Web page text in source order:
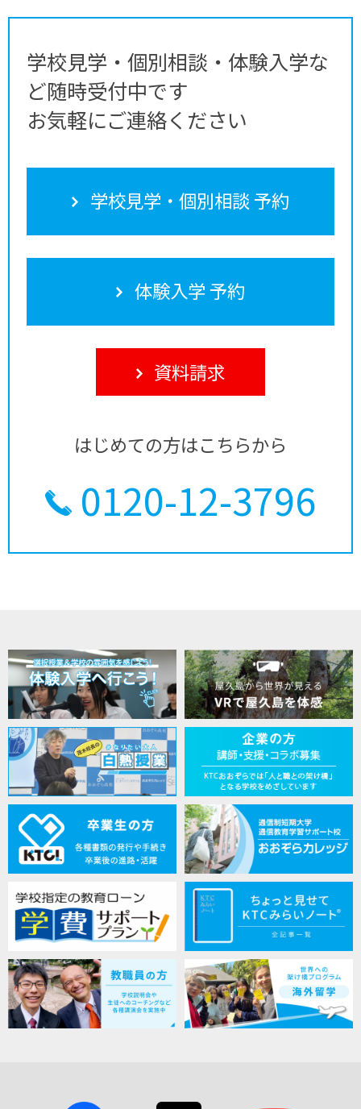
学校見学・個別相談・体験入学な
ど随時受付中です
お気軽にご連絡ください
学校見学・個別相談 予約
体験入学 予約
資料請求
はじめての方はこちらから
0120-12-3796